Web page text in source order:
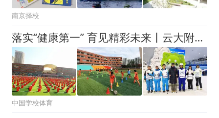
南京择校
落实“健康第一” 育见精彩未来丨云大附中西山学校“以体立人”的生动实践
中国学校体育